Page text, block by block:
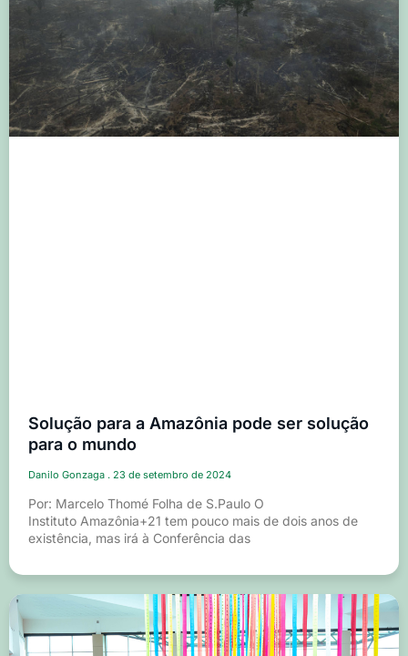
Solução para a Amazônia pode ser solução
para o mundo
Danilo Gonzaga 23 de setembro de 2024
Por: Marcelo Thomé Folha de S.Paulo O
Instituto Amazônia+21 tem pouco mais de dois anos de
existência, mas irá à Conferência das